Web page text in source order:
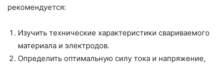
рекомендуется:
Изучить технические характеристики свариваемого
материала и электродов.
Определить оптимальную силу тока и напряжение,